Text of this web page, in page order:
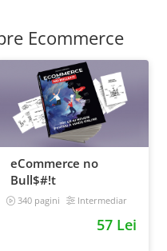
Ecommerce
eCommerce no
Bull$#!t
340 pagini Intermediar
57 Lei